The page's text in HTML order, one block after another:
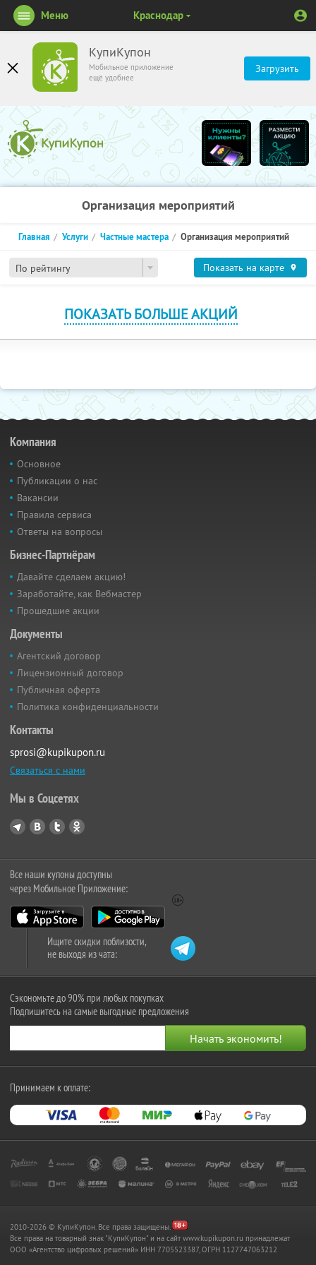
КупиКупон
Мобильное приложение
ещё удобнее
Загрузить
Меню Краснодар
Организация мероприятий
По рейтингу
Главная Услуги Частные мастера Организация мероприятий
Показать на карте
ПОКАЗАТЬ БОЛЬШЕ АКЦИЙ
Компания
Основное
Публикации о нас
Вакансии
Правила сервиса
Ответы на вопросы
Бизнес-Партнёрам
Давайте сделаем акцию!
Заработайте, как Вебмастер
Прошедшие акции
Документы
Агентский договор
Лицензионный договор
Публичная оферта
Политика конфиденциальности
Контакты
sprosi@kupikupon.ru
Связаться с нами
Мы в Соцсетях
Все наши купоны доступны
через Мобильное Приложение:
Ищите скидки поблизости,
не выходя из чата:
Сэкономьте до 90% при любых покупках
Подпишитесь на самые выгодные предложения
Принимаем к оплате:
2010-2026 © КупиКупон. Все права защищены.
Все права на товарный знак "КупиКупон" и на сайт www.kupikupon.ru принадлежат
OOO «Агентство цифровых решений» ИНН 7705523387, ОГРН 1127747063212